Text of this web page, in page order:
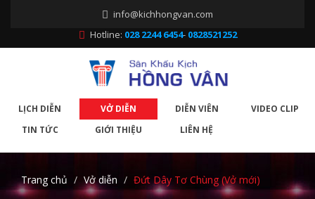
info@kichhongvan.com
Hotline: 028 2244 6454- 0828521252
LỊCH DIỄN VỞ DIỄN DIỄN VIÊN
VIDEO CLIP
TIN TỨC
GIỚI THIỆU LIÊN HỆ
Trang chủ Vở diễn Đứt Dây Tơ Chùng (Vở mới)